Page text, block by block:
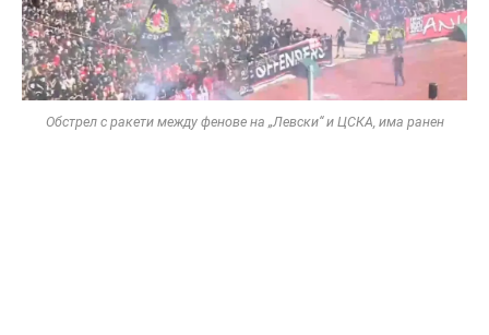
Обстрел с ракети между фенове на „Левски“ и ЦСКА, има ранен